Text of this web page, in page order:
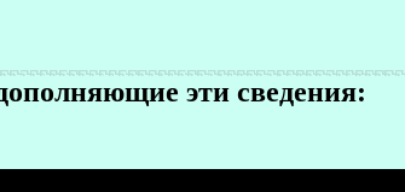
эти сведения: